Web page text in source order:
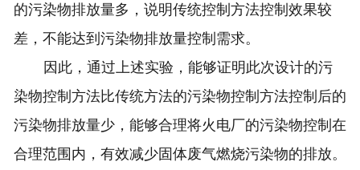
的污染物排放量多，说明传统控制方法控制效果较
差，不能达到污染物排放量控制需求。
因此，通过上述实验，能够证明此次设计的污
染物控制方法比传统方法的污染物控制方法控制后的
污染物排放量少，能够合理将火电厂的污染物控制在
合理范围内，有效减少固体废气燃烧污染物的排放。